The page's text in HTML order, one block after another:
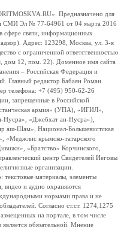
Предназначено для
СМИ Эл № 77-64961 от 04 марта 2016
сфере связи, информационных
Адрес: 123298, Москва, ул. 3-я
с ограниченной ответственностью
12, пом. 22). Доменное имя сайта
– Российская Федерация и
Главный редактор Бабаян Роман
телефона: +7 (495) 950-62-26
запрещенные в Российской
армия» (УПА), «ИГИЛ»,
«Джебхат ан-Нусра»),
аш-Шам», Национал-Большевистская
крымско-татарского
«Братство» Корчинского,
центр Свидетелей Иеговы
организации.
материалы, элементы
видео и аудио охраняются
нормами права и не
Согласно ст.ст. 1274,1275
на портале, в том числе
обязательной. Мнение